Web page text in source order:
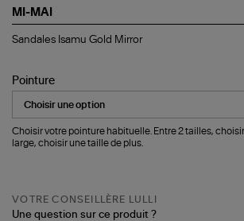
MI-MAI
Sandales
Mirror
Sandales Isamu Gold Mirror
Pointure
Choisir votre pointure habituelle. Entre 2 tailles,
large, choisir une taille de plus.
VOTRE CONSEILLÈRE LULLI
Une question sur ce produit ?